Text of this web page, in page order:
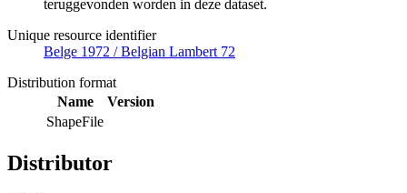
teruggevonden worden in deze dataset.
Unique resource identifier
Belge 1972 / Belgian Lambert 72
Distribution format
Name
Version
ShapeFile
Distributor